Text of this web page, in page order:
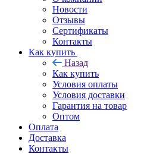
Новости
Отзывы
Сертификаты
Контакты
Как купить
Назад
Как купить
Условия оплаты
Условия доставки
Гарантия на товар
Оптом
Оплата
Доставка
Контакты